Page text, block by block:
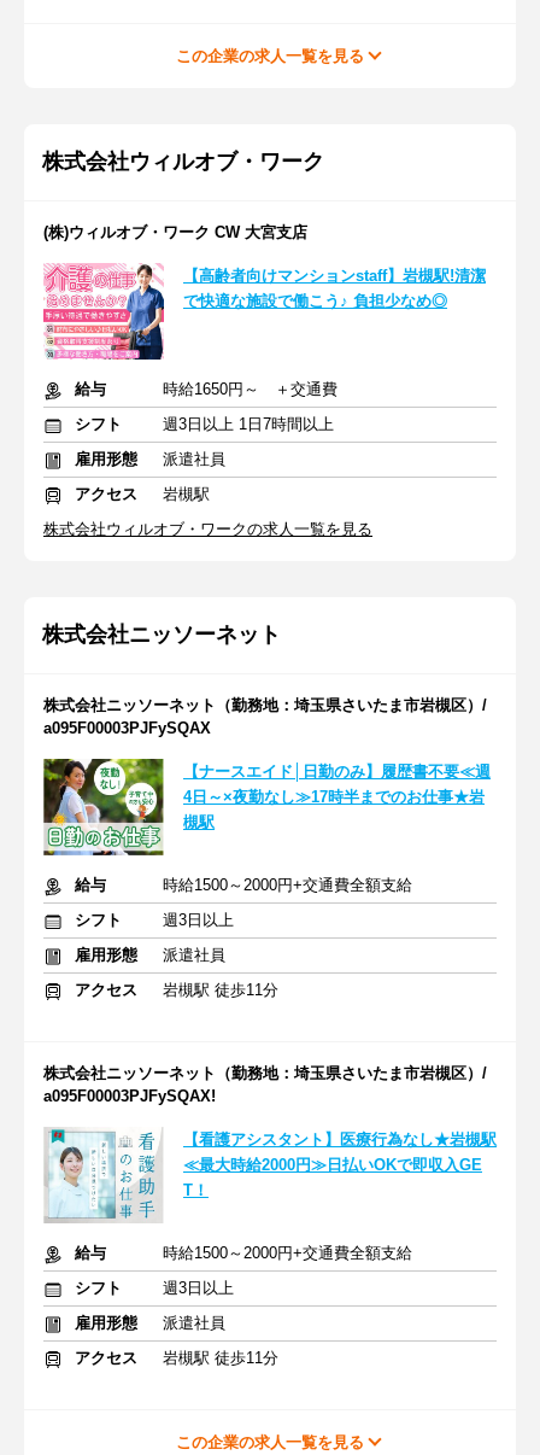
この企業の求人一覧を見る
株式会社ウィルオブ・ワーク
(株)ウィルオブ・ワーク CW 大宮支店
【高齢者向けマンションstaff】岩槻駅!清潔
で快適な施設で働こう♪ 負担少なめ◎
給与
時給1650円～ ＋交通費
シフト
週3日以上 1日7時間以上
雇用形態
派遣社員
アクセス
岩槻駅
株式会社ウィルオブ・ワークの求人一覧を見る
株式会社ニッソーネット
株式会社ニッソーネット（勤務地：埼玉県さいたま市岩槻区）/
a095F00003PJFySQAX
【ナースエイド│日勤のみ】履歴書不要≪週
4日～×夜勤なし≫17時半までのお仕事★岩
槻駅
給与
時給1500～2000円+交通費全額支給
シフト
週3日以上
雇用形態
派遣社員
アクセス
岩槻駅 徒歩11分
株式会社ニッソーネット（勤務地：埼玉県さいたま市岩槻区）/
a095F00003PJFySQAX!
【看護アシスタント】医療行為なし★岩槻駅
≪最大時給2000円≫日払いOKで即収入GE
T！
給与
時給1500～2000円+交通費全額支給
シフト
週3日以上
雇用形態
派遣社員
アクセス
岩槻駅 徒歩11分
この企業の求人一覧を見る